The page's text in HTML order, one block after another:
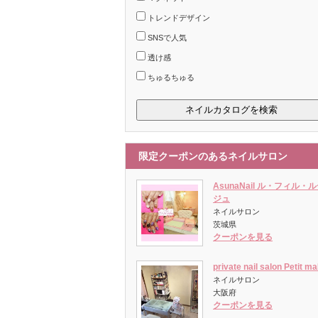
トレンドデザイン
SNSで人気
透け感
ちゅるちゅる
限定クーポンのあるネイルサロン
AsunaNail ル・フィル・ル
ジュ
ネイルサロン
茨城県
クーポンを見る
private nail salon Petit
ネイルサロン
大阪府
クーポンを見る